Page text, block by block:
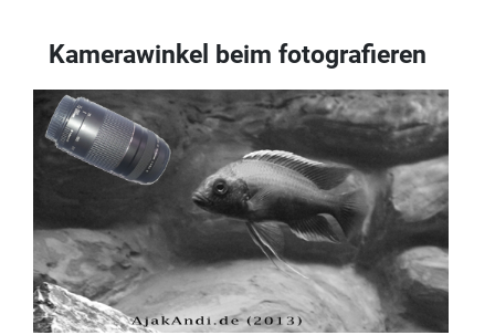
Kamerawinkel beim fotografieren